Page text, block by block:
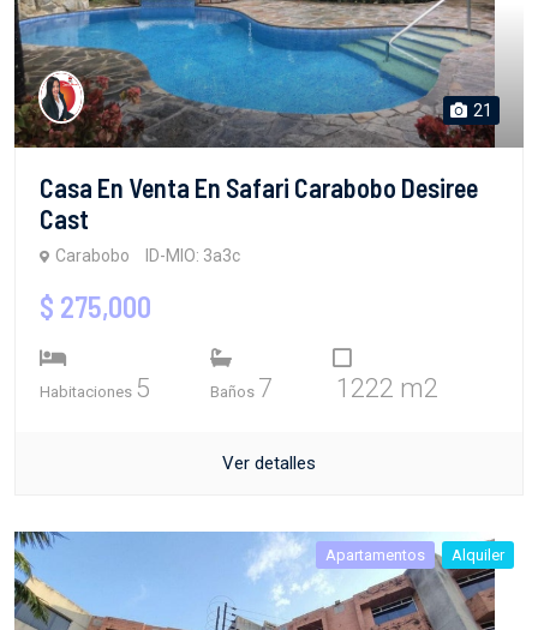
21
Casa En Venta En Safari Carabobo Desiree
Cast
Carabobo ID-MIO: 3a3c
$ 275,000
Habitaciones 5 Baños 7 1222 m2
Ver detalles
Apartamentos Alquiler